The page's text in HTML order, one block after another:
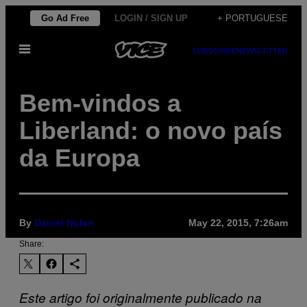
Skip
content
Go Ad Free LOGIN / SIGN UP + PORTUGUESE
Open
SUBSCRIBENEWSLETTER
Bem-vindos a
Liberland: o novo país
da Europa
By Daniel Nolan May 22, 2015, 7:26am
Share:
Este artigo foi originalmente publicado na